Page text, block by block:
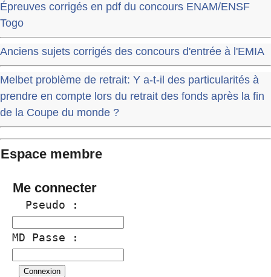
Épreuves corrigés en pdf du concours ENAM/ENSF
Togo
Anciens sujets corrigés des concours d'entrée à l'EMIA
Melbet problème de retrait: Y a-t-il des particularités à
prendre en compte lors du retrait des fonds après la fin
de la Coupe du monde ?
Espace membre
Me connecter
  Pseudo :
MD Passe :